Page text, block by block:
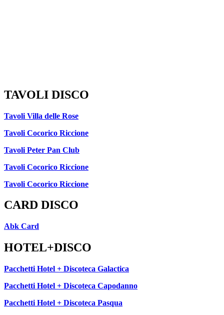
TAVOLI DISCO
Tavoli Villa delle Rose
Tavoli Cocorico Riccione
Tavoli Peter Pan Club
Tavoli Cocorico Riccione
Tavoli Cocorico Riccione
CARD DISCO
Abk Card
HOTEL+DISCO
Pacchetti Hotel + Discoteca Galactica
Pacchetti Hotel + Discoteca Capodanno
Pacchetti Hotel + Discoteca Pasqua